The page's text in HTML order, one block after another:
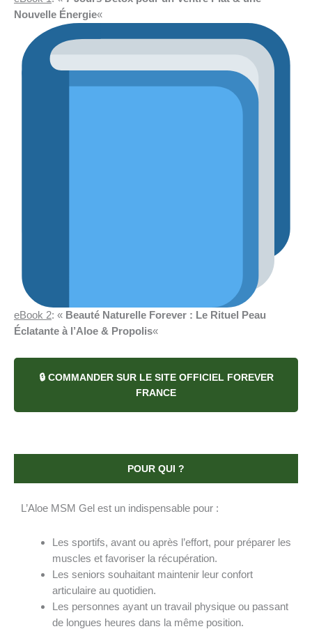
Nouvelle Énergie«
eBook 2: « Beauté Naturelle Forever : Le Rituel Peau
Éclatante à l’Aloe & Propolis«
🔒 COMMANDER SUR LE SITE OFFICIEL FOREVER
FRANCE
POUR QUI ?
L’Aloe MSM Gel est un indispensable pour :
Les sportifs, avant ou après l’effort, pour préparer les
muscles et favoriser la récupération.
Les seniors souhaitant maintenir leur confort
articulaire au quotidien.
Les personnes ayant un travail physique ou passant
de longues heures dans la même position.